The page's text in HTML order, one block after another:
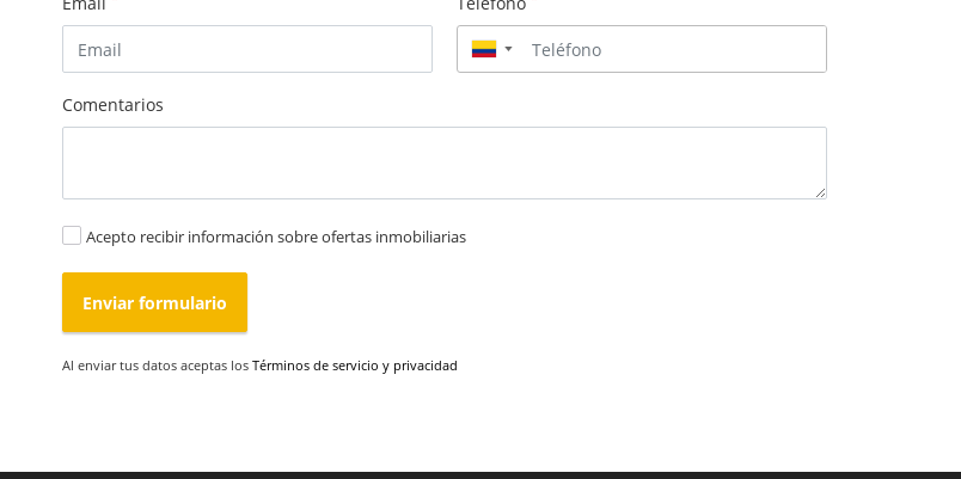
▼
Comentarios
Acepto recibir información sobre ofertas inmobiliarias
Enviar formulario
Al enviar tus datos aceptas los Términos de servicio y privacidad